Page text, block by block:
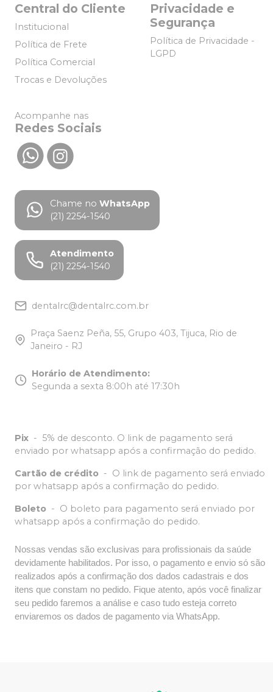
Central do Cliente
Institucional
Política de Frete
Política Comercial
Trocas e Devoluções
Privacidade e
Segurança
Política de Privacidade -
LGPD
Acompanhe nas
Redes Sociais
Chame no WhatsApp
(21) 2254-1540
Atendimento
(21) 2254-1540
dentalrc@dentalrc.com.br
Praça Saenz Peña, 55, Grupo 403, Tijuca, Rio de
Janeiro - RJ
Horário de Atendimento:
Segunda a sexta 8:00h até 17:30h
Pix - 5% de desconto. O link de pagamento será
enviado por whatsapp após a confirmação do pedido.
Cartão de crédito - O link de pagamento será enviado
por whatsapp após a confirmação do pedido.
Boleto - O boleto para pagamento será enviado por
whatsapp após a confirmação do pedido.
Nossas vendas são exclusivas para profissionais da saúde
devidamente habilitados. Por isso, o pagamento e envio só são
realizados após a confirmação dos dados cadastrais e dos
itens que constam no pedido. Fique atento, após você finalizar
seu pedido faremos a análise e caso tudo esteja correto
enviaremos os dados de pagamento via WhatsApp.